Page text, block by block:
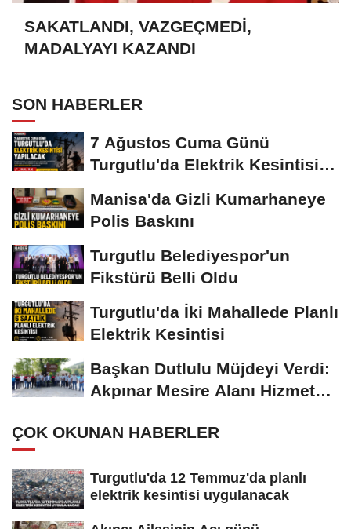
SAKATLANDI, VAZGEÇMEDİ,
MADALYAYI KAZANDI
SON HABERLER
7 Ağustos Cuma Günü
Turgutlu'da Elektrik Kesintisi
Manisa'da Gizli Kumarhaneye
Polis Baskını
Turgutlu Belediyespor'un
Fikstürü Belli Oldu
Turgutlu'da İki Mahallede Planlı
Elektrik Kesintisi
Başkan Dutlulu Müjdeyi Verdi:
Akpınar Mesire Alanı Hizmete
ÇOK OKUNAN HABERLER
Turgutlu'da 12 Temmuz'da planlı
elektrik kesintisi uygulanacak